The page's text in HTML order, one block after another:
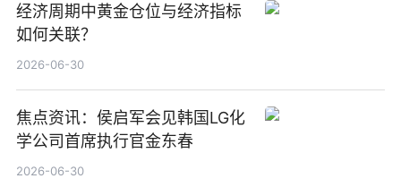
经济周期中黄金仓位与经济指标
如何关联？
2026-06-30
焦点资讯：侯启军会见韩国LG化
学公司首席执行官金东春
2026-06-30